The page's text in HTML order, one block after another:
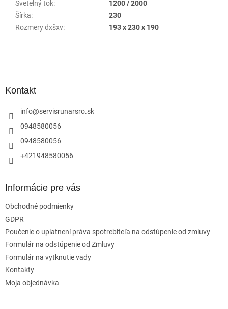
Svetelný tok:
1200 / 2000
Šírka:
230
Rozmery dxšxv: 193 x 230 x 190
Kontakt
info@servisrunarsro.sk
0948580056
0948580056
+421948580056
Informácie pre vás
Obchodné podmienky
GDPR
Poučenie o uplatnení práva spotrebiteľa na odstúpenie od zmluvy
Formulár na odstúpenie od Zmluvy
Formulár na vytknutie vady
Kontakty
Moja objednávka